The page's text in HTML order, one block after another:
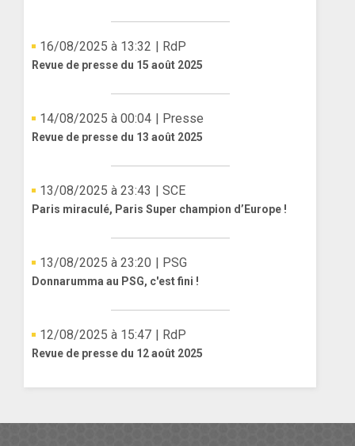
16/08/2025 à 13:32 | RdP
Revue de presse du 15 août 2025
14/08/2025 à 00:04 | Presse
Revue de presse du 13 août 2025
13/08/2025 à 23:43 | SCE
Paris miraculé, Paris Super champion d’Europe !
13/08/2025 à 23:20 | PSG
Donnarumma au PSG, c'est fini !
12/08/2025 à 15:47 | RdP
Revue de presse du 12 août 2025